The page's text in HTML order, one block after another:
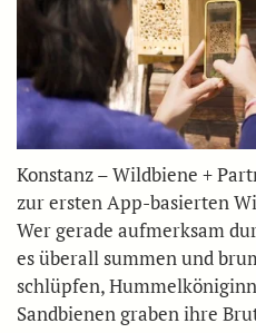
Konstanz – Wildbiene +
zur ersten App-basierten
Wer gerade aufmerksam
es überall summen und
schlüpfen,
Sandbienen graben ihre